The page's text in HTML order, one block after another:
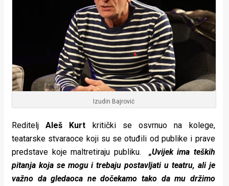
Izudin Bajrović
RediteljAleš Kurt kritički se osvrnuo na kolege,
teatarske stvaraoce koji su se otuđili od publike i prave
predstave koje maltretiraju publiku. „Uvijek ima teških
pitanja koja se mogu i trebaju postavljati u teatru, ali je
važno da gledaoca ne dočekamo tako da mu držimo